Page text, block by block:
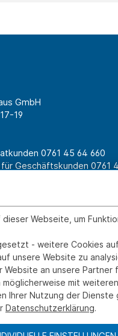
GmbH
19
0761 45 64 660
für Geschäftskunden0761
Kontakt
Webseite, um
- weitere Cookies
unsere Website zu
an unsere Partner
mit
Ihrer Nutzung der Dienste
Datenschutzerklärung.